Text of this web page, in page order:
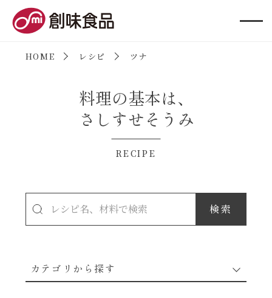
HOME レシピ ツナ
料理の基本は、
さしすせそうみ
RECIPE
カテゴリから探す